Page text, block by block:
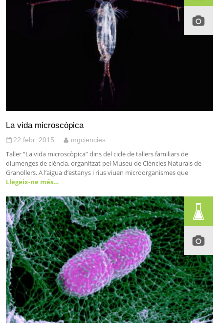
La vida microscòpica
22 febr. 2015 mgciencies
Taller “La vida microscòpica” dins del cicle de tallers familiars de
diumenges de ciència, organitzat pel Museu de Ciències Naturals de
Granollers. A l’aigua d’estanys i rius viuen microorganismes que
Llegeix-ne més…